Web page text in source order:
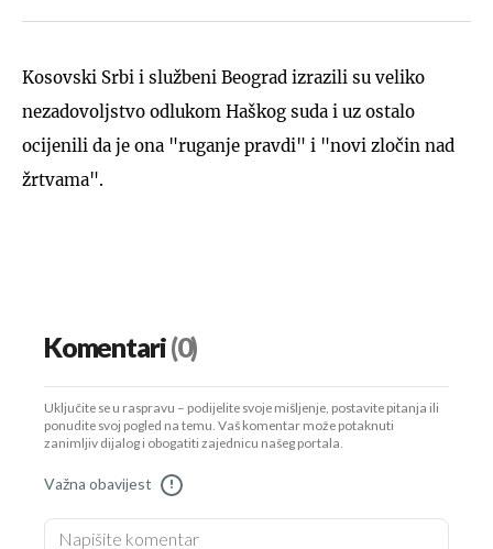
Kosovski Srbi i službeni Beograd izrazili su veliko
nezadovoljstvo odlukom Haškog suda i uz ostalo
ocijenili da je ona "ruganje pravdi" i "novi zločin nad
žrtvama".
Komentari(0)
Uključite se u raspravu – podijelite svoje mišljenje, postavite pitanja ili
ponudite svoj pogled na temu. Vaš komentar može potaknuti
zanimljiv dijalog i obogatiti zajednicu našeg portala.
Važna obavijest !